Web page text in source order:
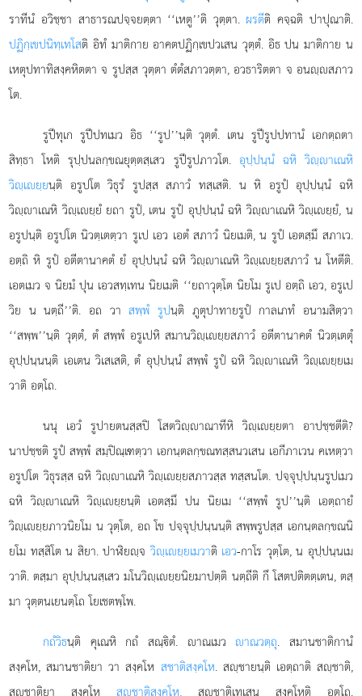
ราทีนํ อวิชฺชา สาธารณปจฺจยตฺตา ‘‘เหตู’’ติ วุตฺตา.ผรตีติ คจฺฉติ ปาปุณาติ.
ปฏิกฺเขปนิทฺเทโสติ อิทํ มาติกาย อาคตปฏิกฺเขปวเสน วุตฺตํ. อิธ ปน มาติกาย น
เหตุปทาทิสงฺคหิตตา จ รูปสฺส วุตฺตา ตํตํสภาวตฺตา, อวธาริตตา จ อนฺสภาว
โต.
รูปีทุเก รูปีปทเมว อิธ ‘‘รูป’’นฺติ วุตฺตํ. เตน รูปีรูปปทานํ เอกตฺถตา
สิทฺธา โหติ รุปฺปนลกฺขณยุตฺตสฺเสว รูปีรูปภาวโต. อุปฺปนฺนํ ฉหิ วิฺาเณหิ
วิฺเยฺยนฺติ อรูปโต วิธุรํ รูปสฺส สภาวํ ทสฺเสติ. น หิ อรูปํ อุปฺปนฺนํ ฉหิ
วิฺาเณหิ วิฺเยฺยํ ยถา รูปํ, เตน รูปํ อุปฺปนฺนํ ฉหิ วิฺาเณหิ วิฺเยฺยํ, น
อรูปนฺติ อรูปโต นิวตฺเตตฺวา รูเป เอว เอตํ สภาวํ นิยเมติ, น รูปํ เอตสฺมึ สภาเว.
อตฺถิ หิ รูปํ อตีตานาคตํ ยํ อุปฺปนฺนํ ฉหิ วิฺาเณหิ วิฺเยฺยสภาวํ น โหตีติ.
เอตเมว จ นิยมํ ปุน เอวสทฺเทน นิยเมติ ‘‘ยถาวุตฺโต นิยโม รูเป อตฺถิ เอว, อรูเป
วิย น นตฺถี’’ติ. อถ วาสพฺพํ รูปนฺติ ภูตุปาทายรูปํ กาลเภทํ อนามสิตฺวา
‘‘สพฺพ’’นฺติ วุตฺตํ, ตํ สพฺพํ อรูเปหิ สมานวิฺเยฺยสภาวํ อตีตานาคตํ นิวตฺเตตุํ
อุปฺปนฺนนฺติ เอเตน วิเสเสติ, ตํ อุปฺปนฺนํ สพฺพํ รูปํ ฉหิ วิฺาเณหิ วิฺเยฺยเม
วาติ อตฺโถ.
นนุ เอวํ รูปายตนสฺสปิ โสตวิฺาณาทีหิ วิฺเยฺยตา อาปชฺชตีติ?
นาปชฺชติ รูปํ สพฺพํ สมฺปิณฺเฑตฺวา เอกนฺตลกฺขณทสฺสนวเสน เอกีภาเวน คเหตฺวา
อรูปโต วิธุรสฺส ฉหิ วิฺาเณหิ วิฺเยฺยสภาวสฺส ทสฺสนโต. ปจฺจุปฺปนฺนรูปเมว
ฉหิ วิฺาเณหิ วิฺเยฺยนฺติ เอตสฺมึ ปน นิยเม ‘‘สพฺพํ รูป’’นฺติ เอตฺถายํ
วิฺเยฺยภาวนิยโม น วุตฺโต, อถ โข ปจฺจุปฺปนฺนนฺติ สพฺพรูปสฺส เอกนฺตลกฺขณนิ
ยโม ทสฺสิโต น สิยา. ปาฬิยฺจวิฺเยฺยเมวาติ เอว-กาโร วุตฺโต, น อุปฺปนฺนเม
วาติ. ตสฺมา อุปฺปนฺนสฺเสว มโนวิฺเยฺยนิยมาปตฺติ นตฺถีติ กึ โสตปติตตฺเตน, ตสฺ
มา วุตฺตนเยนตฺโถ โยเชตพฺโพ.
กถํวิธนฺติ คุเณหิ กถํ สณฺิตํ. าณเมวาณวตฺถุ. สมานชาติกานํ
สงฺคโห, สมานชาติยา วา สงฺคโห สชาติสงฺคโห. สฺชายนฺติ เอตฺถาติ สฺชาติ,
สฺชาติยา สงฺคโหสฺชาติสงฺคโห, สฺชาติเทเสน สงฺคโหติ อตฺโถ.